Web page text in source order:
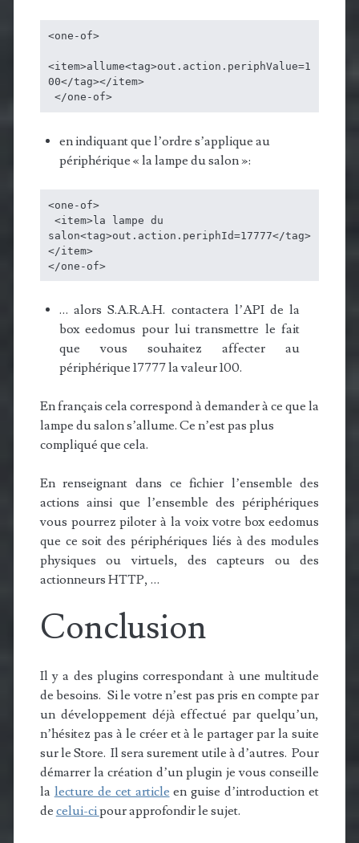
<one-of>
<item>allume<tag>out.action.periphValue=1
00</tag></item>
</one-of>
en indiquant que l’ordre s’applique au
périphérique « la lampe du salon »:
<one-of>
salon<tag>out.action.periphId=17777</tag>
</item>
</one-of>
… alors S.A.R.A.H. contactera l’API de la
box eedomus pour lui transmettre le fait
que vous souhaitez affecter au
périphérique 17777 la valeur 100.
En français cela correspond à demander à ce que la
lampe du salon s’allume. Ce n’est pas plus
compliqué que cela.
En renseignant dans ce fichier l’ensemble des
actions ainsi que l’ensemble des périphériques
vous pourrez piloter à la voix votre box eedomus
que ce soit des périphériques liés à des modules
physiques ou virtuels, des capteurs ou des
actionneurs HTTP, …
Conclusion
Il y a des plugins correspondant à une multitude
de besoins. Si le votre n’est pas pris en compte par
un développement déjà effectué par quelqu’un,
n’hésitez pas à le créer et à le partager par la suite
sur le Store. Il sera surement utile à d’autres. Pour
démarrer la création d’un plugin je vous conseille
la lecture de cet article en guise d’introduction et
de celui-cipour approfondir le sujet.